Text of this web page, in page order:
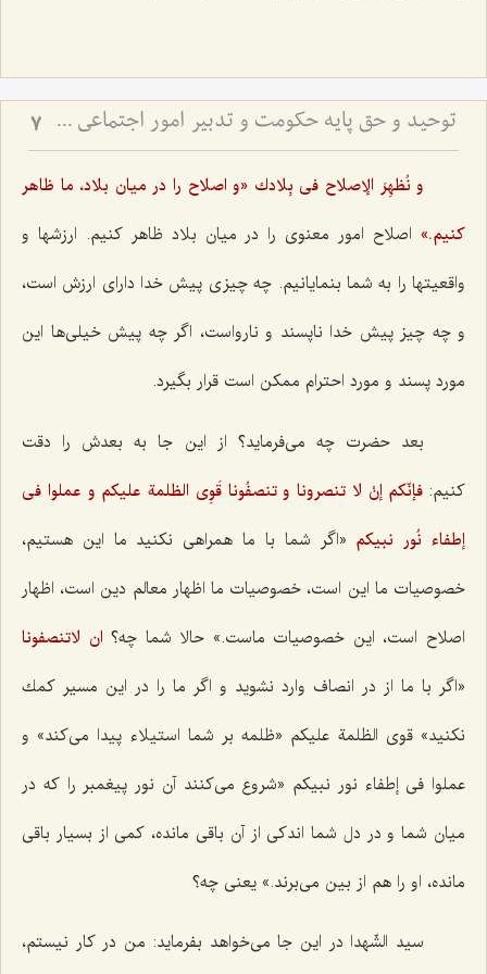
توحید و حق پایه حكومت و تدبیر امور اجتماعى در مكتب انبیاء الهی 7
و نُظهِرَ الإصلاح فی بِلادك «و اصلاح را در میان بلاد، ما ظاهر
كنیم.» اصلاح امور معنوی را در میان بلاد ظاهر كنیم. ارزشها و
واقعیتها را به شما بنمایانیم. چه چیزی پیش خدا دارای ارزش است،
و چه چیز پیش خدا ناپسند و نارواست، اگر چه پیش خیلی‌ها این
مورد پسند و مورد احترام ممكن است قرار بگیرد.
بعد حضرت چه می‌فرماید؟ از این جا به بعدش را دقت
كنیم: فإنّكم إنْ لا تنصرونا و تنصفُونا قَوِی الظلمة علیكم و عملوا فی
إطفاء نُور نبیكم «اگر شما با ما همراهی نكنید ما این هستیم،
خصوصیات ما این است، خصوصیات ما اظهار معالم دین است، اظهار
اصلاح است، این خصوصیات ماست.» حالا شما چه؟ان لاتنصفونا
«اگر با ما از در انصاف وارد نشوید و اگر ما را در این مسیر كمك
نكنید» قوی الظلمة علیكم «ظلمه بر شما استیلاء پیدا می‌كند» و
عملوا فی إطفاء نور نبیكم «شروع می‌كنند آن نور پیغمبر را كه در
میان شما و در دل شما اندكی از آن باقی مانده، كمی از بسیار باقی
مانده، او را هم از بین می‌برند.» یعنی چه؟
سید الشّهدا در این جا می‌خواهد بفرماید: من در كار نیستم،